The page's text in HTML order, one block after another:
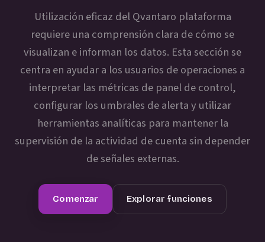
Utilización eficaz del Qvantaro plataforma
requiere una comprensión clara de cómo se
visualizan e informan los datos. Esta sección se
centra en ayudar a los usuarios de operaciones a
interpretar las métricas de panel de control,
configurar los umbrales de alerta y utilizar
herramientas analíticas para mantener la
supervisión de la actividad de cuenta sin depender
de señales externas.
Comenzar Explorar funciones